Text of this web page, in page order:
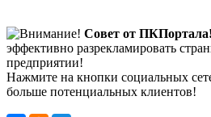
Совет от ПКПортала!
эффективно разрекламировать
предприятии!
Нажмите на кнопки социальных
больше потенциальных клиентов!